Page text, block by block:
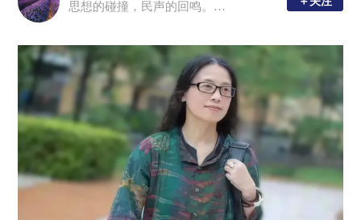
思想的碰撞，民声的回鸣。理性思考，感性文字。